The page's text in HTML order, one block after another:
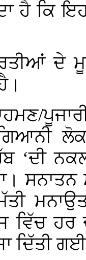
ਹੈ ਕਿ
ਦੇ
‘ਦੀ
ਵਿੱਚ
ਦਿੱਤੀ ਗਈ